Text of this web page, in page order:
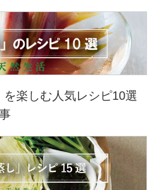
楽しむ人気レシピ10選